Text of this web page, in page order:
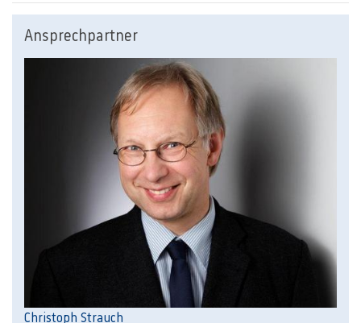
Ansprechpartner
Christoph Strauch